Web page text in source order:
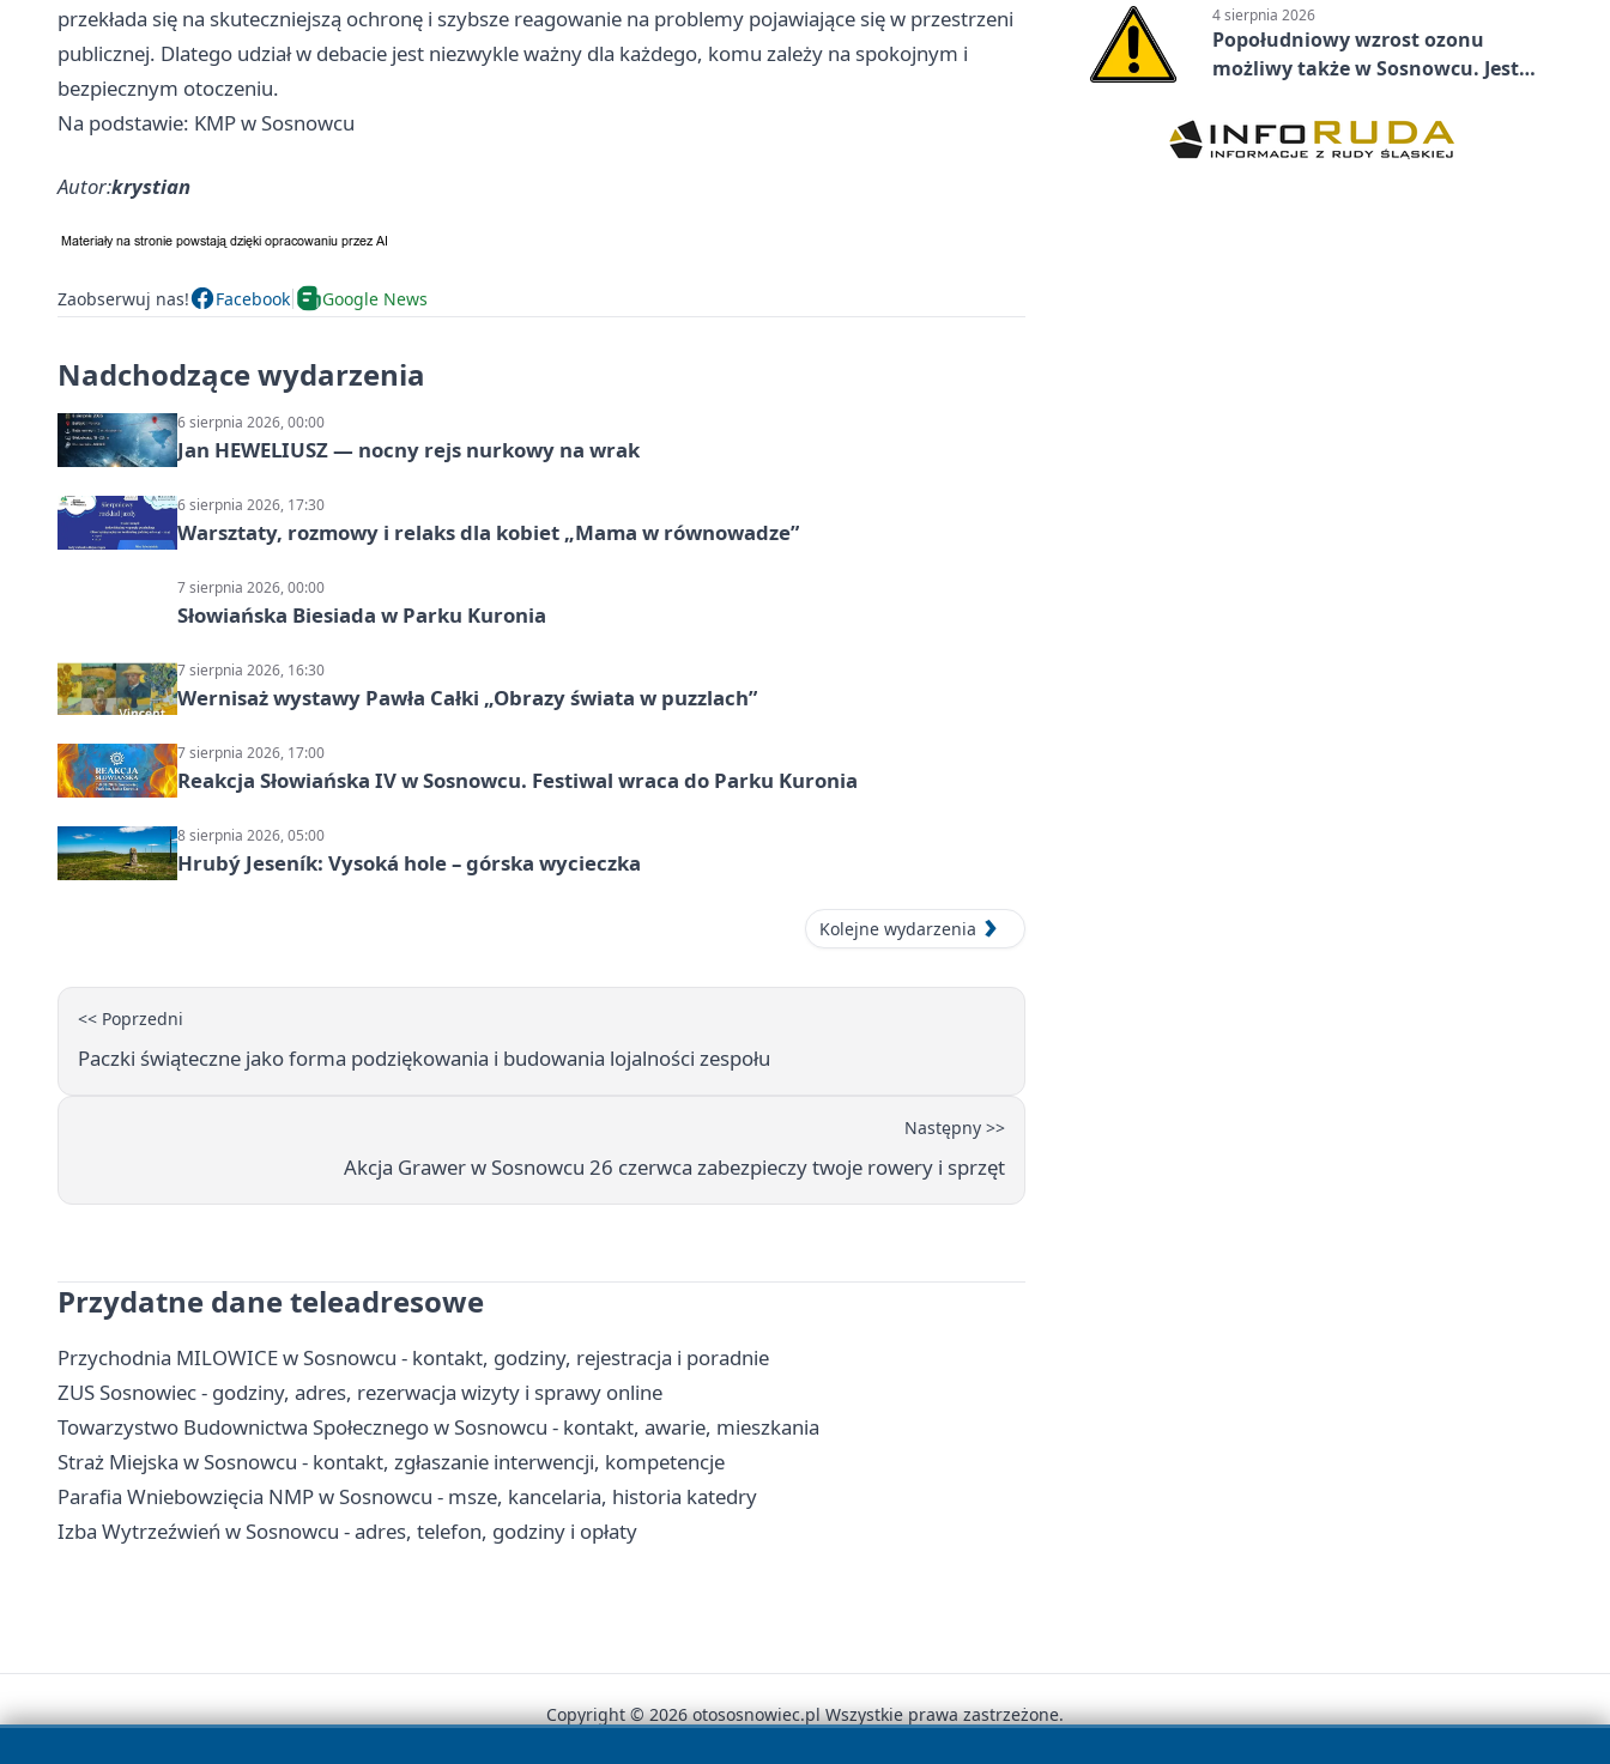
przekłada się na skuteczniejszą ochronę i szybsze reagowanie na problemy pojawiające się w przestrzeni
publicznej. Dlatego udział w debacie jest niezwykle ważny dla każdego, komu zależy na spokojnym i
bezpiecznym otoczeniu.
Na podstawie: KMP w Sosnowcu
Autor:krystian
Zaobserwuj nas! Facebook Google News
Nadchodzące wydarzenia
6 sierpnia 2026, 00:00
Jan HEWELIUSZ — nocny rejs nurkowy na wrak
6 sierpnia 2026, 17:30
Warsztaty, rozmowy i relaks dla kobiet „Mama w równowadze”
7 sierpnia 2026, 00:00
Słowiańska Biesiada w Parku Kuronia
7 sierpnia 2026, 16:30
Wernisaż wystawy Pawła Całki „Obrazy świata w puzzlach”
7 sierpnia 2026, 17:00
Reakcja Słowiańska IV w Sosnowcu. Festiwal wraca do Parku Kuronia
8 sierpnia 2026, 05:00
Hrubý Jeseník: Vysoká hole – górska wycieczka
Kolejne wydarzenia
<< Poprzedni
Paczki świąteczne jako forma podziękowania i budowania lojalności zespołu
Następny >>
Akcja Grawer w Sosnowcu 26 czerwca zabezpieczy twoje rowery i sprzęt
Przydatne dane teleadresowe
Przychodnia MILOWICE w Sosnowcu - kontakt, godziny, rejestracja i poradnie
ZUS Sosnowiec - godziny, adres, rezerwacja wizyty i sprawy online
Towarzystwo Budownictwa Społecznego w Sosnowcu - kontakt, awarie, mieszkania
Straż Miejska w Sosnowcu - kontakt, zgłaszanie interwencji, kompetencje
Parafia Wniebowzięcia NMP w Sosnowcu - msze, kancelaria, historia katedry
Izba Wytrzeźwień w Sosnowcu - adres, telefon, godziny i opłaty
4 sierpnia 2026
Popołudniowy wzrost ozonu
możliwy także w Sosnowcu. Jest
Copyright © 2026 otososnowiec.pl Wszystkie prawa zastrzeżone.